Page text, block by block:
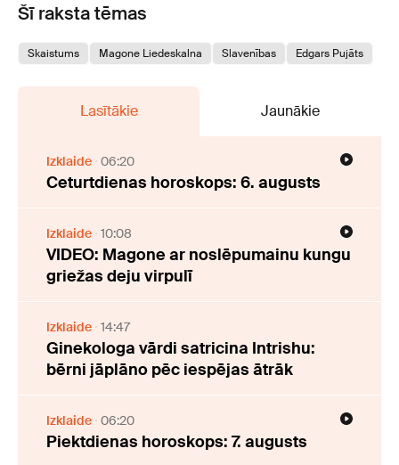
Šī raksta tēmas
Skaistums Magone Liedeskalna Slavenības Edgars Pujāts
Lasītākie Jaunākie
Izklaide 06:20
Ceturtdienas horoskops: 6. augusts
Izklaide 10:08
VIDEO: Magone ar noslēpumainu kungu
griežas deju virpulī
Izklaide 14:47
Ginekologa vārdi satricina Intrishu:
bērni jāplāno pēc iespējas ātrāk
Izklaide 06:20
Piektdienas horoskops: 7. augusts